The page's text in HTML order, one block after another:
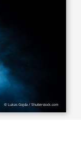
© Lukas Gojda / Shutterstock.com